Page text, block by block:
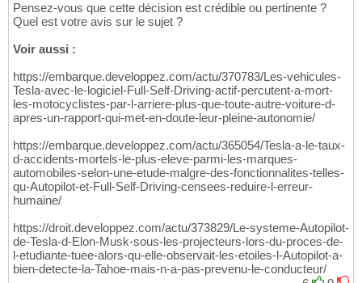
Pensez-vous que cette décision est crédible ou pertinente ?
Quel est votre avis sur le sujet ?
Voir aussi :
https://embarque.developpez.com/actu/370783/Les-vehicules-
Tesla-avec-le-logiciel-Full-Self-Driving-actif-percutent-a-mort-
les-motocyclistes-par-l-arriere-plus-que-toute-autre-voiture-d-
apres-un-rapport-qui-met-en-doute-leur-pleine-autonomie/
https://embarque.developpez.com/actu/365054/Tesla-a-le-taux-
d-accidents-mortels-le-plus-eleve-parmi-les-marques-
automobiles-selon-une-etude-malgre-des-fonctionnalites-telles-
qu-Autopilot-et-Full-Self-Driving-censees-reduire-l-erreur-
humaine/
https://droit.developpez.com/actu/373829/Le-systeme-Autopilot-
de-Tesla-d-Elon-Musk-sous-les-projecteurs-lors-du-proces-de-
l-etudiante-tuee-alors-qu-elle-observait-les-etoiles-l-Autopilot-a-
bien-detecte-la-Tahoe-mais-n-a-pas-prevenu-le-conducteur/